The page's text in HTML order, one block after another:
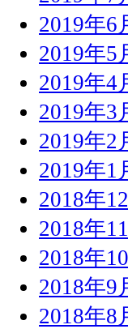
2019年6
2019年5
2019年4
2019年3
2019年2
2019年1
2018年
2018年
2018年
2018年9
2018年8